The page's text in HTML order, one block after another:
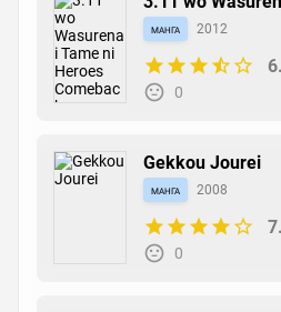
Comeback
манга 2012
0
Gekkou Jourei
манга 2008
0